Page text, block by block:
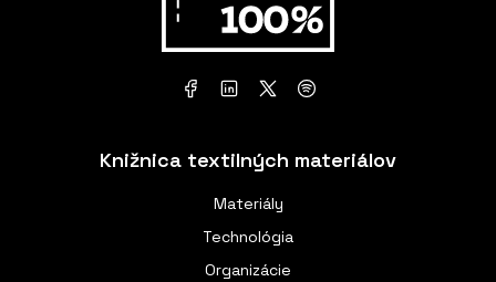
Knižnica textilných materiálov
Materiály
Technológia
Organizácie